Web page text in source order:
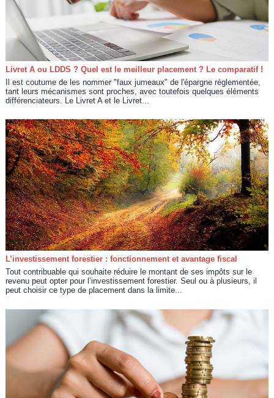
Livret A ou LDDS ? Quel est le meilleur placement ? Le comparatif !
Il est coutume de les nommer "faux jumeaux" de l'épargne réglementée,
tant leurs mécanismes sont proches, avec toutefois quelques éléments
différenciateurs. Le Livret A et le Livret...
L’investissement forestier : fonctionnement et avantage fiscal
Tout contribuable qui souhaite réduire le montant de ses impôts sur le
revenu peut opter pour l’investissement forestier. Seul ou à plusieurs, il
peut choisir ce type de placement dans la limite...